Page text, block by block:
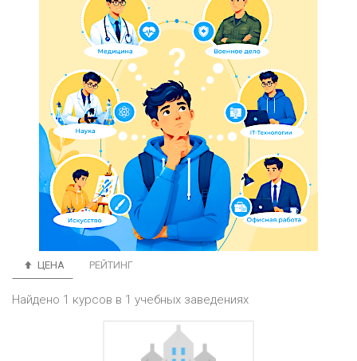
ЦЕНА РЕЙТИНГ
Найдено 1 курсов в 1 учебных заведениях